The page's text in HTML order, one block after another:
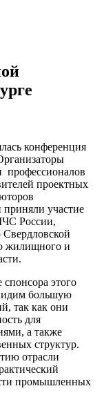
конференция
проектных
участие
России,
жилищного и
этого
большую
так как они
для
а также
структур.
отрасли
промышленных